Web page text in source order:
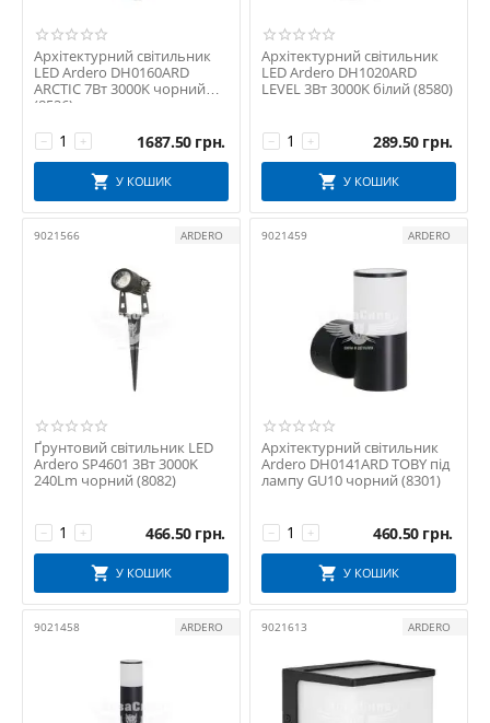
Архітектурний світильник
LED Ardero DH0160ARD
ARCTIC 7Вт 3000K чорний
(8526)
+
− 1687.50 грн.
У КОШИК
Архітектурний світильник
LED Ardero DH1020ARD
LEVEL 3Вт 3000K білий (8580)
+
− 289.50 грн.
У КОШИК
9021566 ARDERO
Ґрунтовий світильник LED
Ardero SP4601 3Вт 3000K
240Lm чорний (8082)
+
− 466.50 грн.
У КОШИК
9021459 ARDERO
Архітектурний світильник
Ardero DH0141ARD TOBY під
лампу GU10 чорний (8301)
+
− 460.50 грн.
У КОШИК
9021458 ARDERO 9021613 ARDERO